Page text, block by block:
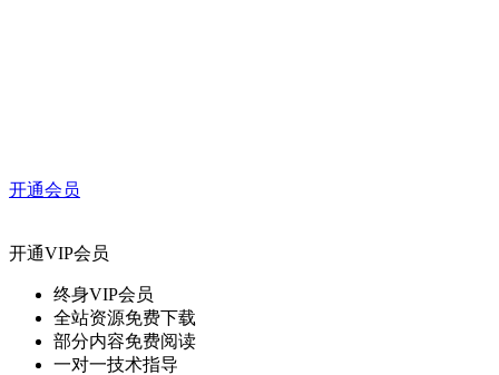
开通会员
开通VIP会员
终身VIP会员
全站资源免费下载
部分内容免费阅读
一对一技术指导